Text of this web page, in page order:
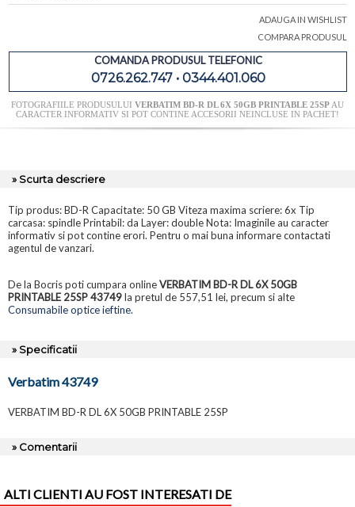
ADAUGA IN WISHLIST
COMPARA PRODUSUL
COMANDA PRODUSUL TELEFONIC
0726.262.747 • 0344.401.060
FOTOGRAFIILE PRODUSULUI VERBATIM BD-R DL 6X 50GB PRINTABLE 25SPAU
CARACTER INFORMATIV SI POT CONTINE ACCESORII NEINCLUSE IN PACHET!
» Scurta descriere
Tip produs: BD-R Capacitate: 50 GB Viteza maxima scriere: 6x Tip
carcasa: spindle Printabil: da Layer: double Nota: Imaginile au caracter
informativ si pot contine erori. Pentru o mai buna informare contactati
agentul de vanzari.
De la Bocris poti cumpara onlineVERBATIM BD-R DL 6X 50GB
PRINTABLE 25SP 43749la pretul de 557,51 lei, precum si alte
Consumabile optice ieftine.
» Specificatii
Verbatim 43749
VERBATIM BD-R DL 6X 50GB PRINTABLE 25SP
» Comentarii
ALTI CLIENTI AU FOST INTERESATI DE